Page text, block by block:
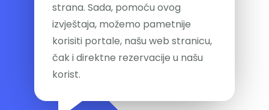
strana. Sada, pomoću ovog
izvještaja, možemo pametnije
korisiti portale, našu web stranicu,
čak i direktne rezervacije u našu
korist.